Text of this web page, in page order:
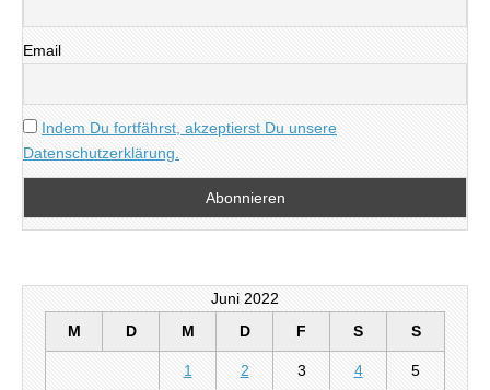
Email
Indem Du fortfährst, akzeptierst Du unsere
Datenschutzerklärung.
Juni 2022
M
D M D F S S
1 2 3 4 5